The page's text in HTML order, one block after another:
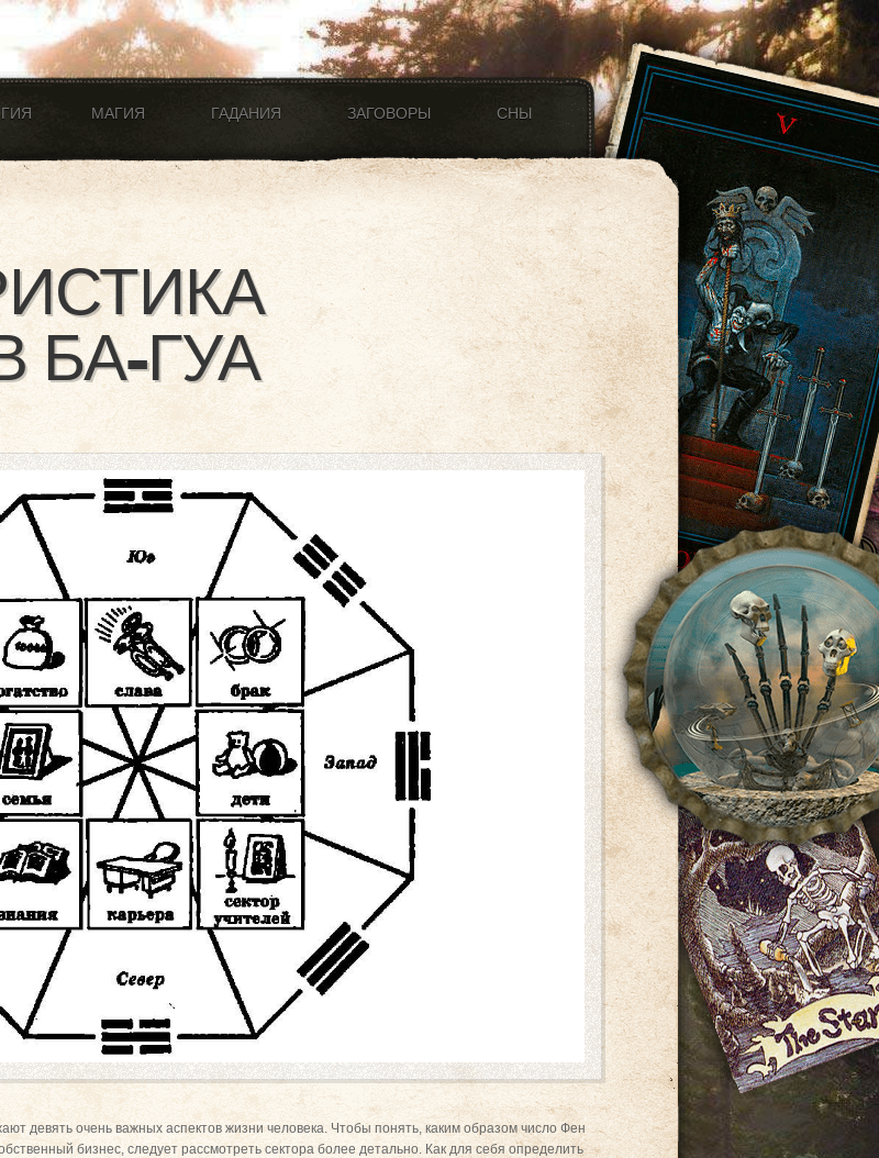
МАГИЯ ГАДАНИЯ ЗАГОВОРЫ СНЫ
БА-ГУА
девять очень важных аспектов жизни человека. Чтобы понять, каким образом число Фен
бизнес, следует рассмотреть сектора более детально. Как для себя определить